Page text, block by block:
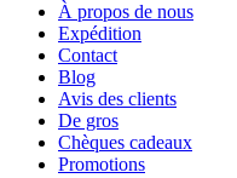
À propos de nous
Expédition
Contact
Blog
Avis des clients
De gros
Chèques cadeaux
Promotions